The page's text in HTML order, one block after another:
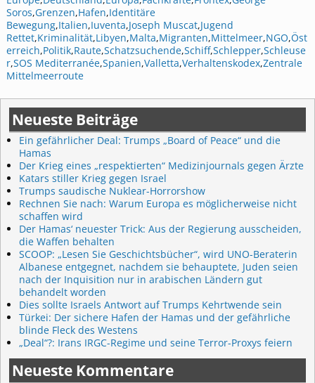
Soros,Grenzen,Hafen,Identitäre
Bewegung,Italien,Iuventa,Joseph Muscat,Jugend
Rettet,Kriminalität,Libyen,Malta,Migranten,Mittelmeer,NGO,Öst
erreich,Politik,Raute,Schatzsuchende,Schiff,Schlepper,Schleuse
r,SOS Mediterranée,Spanien,Valletta,Verhaltenskodex,Zentrale
Mittelmeerroute
Neueste Beiträge
Ein gefährlicher Deal: Trumps „Board of Peace“ und die
Hamas
Der Krieg eines „respektierten“ Medizinjournals gegen Ärzte
Katars stiller Krieg gegen Israel
Trumps saudische Nuklear-Horrorshow
Rechnen Sie nach: Warum Europa es möglicherweise nicht
schaffen wird
Der Hamas‘ neuester Trick: Aus der Regierung ausscheiden,
die Waffen behalten
SCOOP: „Lesen Sie Geschichtsbücher“, wird UNO-Beraterin
Albanese entgegnet, nachdem sie behauptete, Juden seien
nach der Inquisition nur in arabischen Ländern gut
behandelt worden
Dies sollte Israels Antwort auf Trumps Kehrtwende sein
Türkei: Der sichere Hafen der Hamas und der gefährliche
blinde Fleck des Westens
„Deal“?: Irans IRGC-Regime und seine Terror-Proxys feiern
Neueste Kommentare